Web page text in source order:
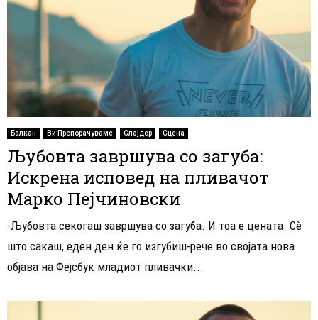
Балкан Ви Препорачуваме Слајдер Сцена
Љубовта завршува со загуба:
Искрена исповед на пливачот
Марко Пејчиновски
-Љубовта секогаш завршува со загуба. И тоа е цената. Сè
што сакаш, еден ден ќе го изгубиш-рече во својата нова
објава на Фејсбук младиот пливачки...